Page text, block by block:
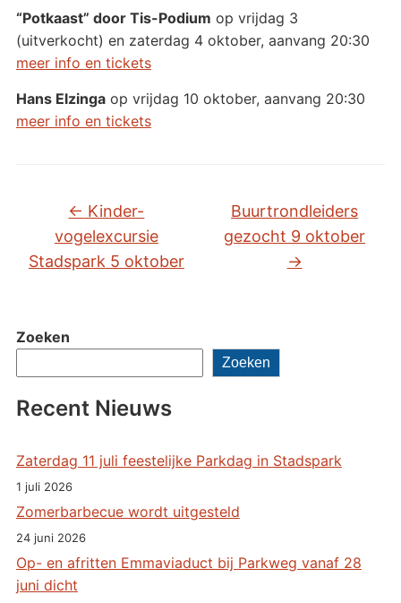
Zoeken
Zoeken
Recent Nieuws
Zaterdag 11 juli feestelijke Parkdag in Stadspark
1 juli 2026
Zomerbarbecue wordt uitgesteld
24 juni 2026
Op- en afritten Emmaviaduct bij Parkweg vanaf 28
juni dicht
“Potkaast” door Tis-Podium op vrijdag 3
(uitverkocht) en zaterdag 4 oktober, aanvang 20:30
meer info en tickets
Hans Elzingaop vrijdag 10 oktober, aanvang 20:30
meer info en tickets
← Kinder-
vogelexcursie
Stadspark 5 oktober
Buurtrondleiders
gezocht 9 oktober
→